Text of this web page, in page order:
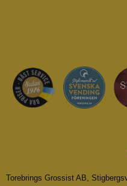
Torebrings Grossist AB,